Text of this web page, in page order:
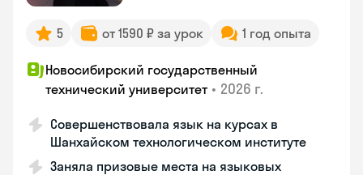
5 от 1590 ₽ за урок 1 год опыта
Новосибирский государственный
технический университет • 2026 г.
Совершенствовала язык на курсах в
Шанхайском технологическом институте
Заняла призовые места на языковых